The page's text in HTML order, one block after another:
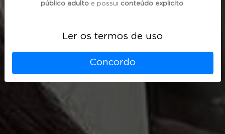
público adultoe possui conteúdo explicito.
Ler os termos de uso
Concordo